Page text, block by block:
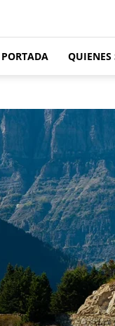
PORTADA QUIENES